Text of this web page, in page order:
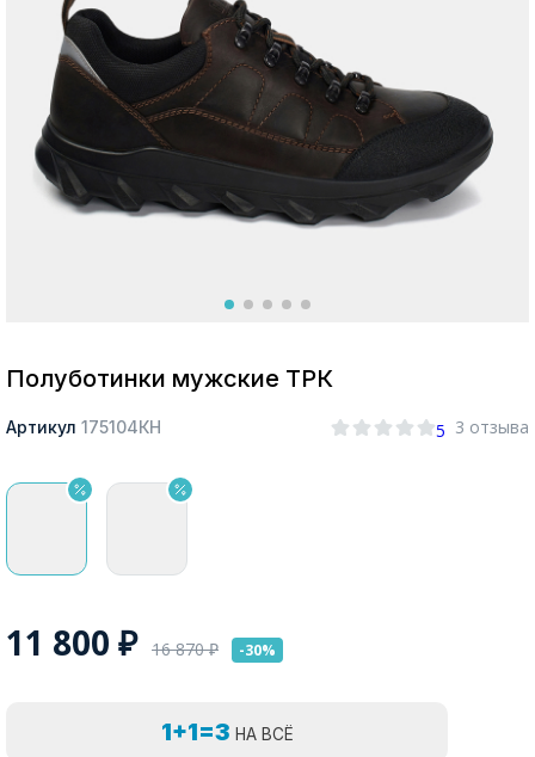
Москва
Да, все верно Изменить город
Полуботинки мужские ТРК
Артикул 175104КН 5 3 отзыва
11 800 ₽ 16 870₽ -30%
1+1=3 НА ВСЁ